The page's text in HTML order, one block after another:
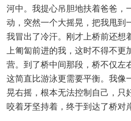
河中。我提心吊胆地扶着爸爸，
动，突然一个大摇晃，把我甩到
我冒出了冷汗。刚才上桥前还想
上匍匐前进的我，这时不得不更
营。到了桥中间那段，桥不仅左
这简直比游泳更需要平衡。我像
晃右摇，根本无法控制自己，只
咬着牙坚持着，终于到达了桥对